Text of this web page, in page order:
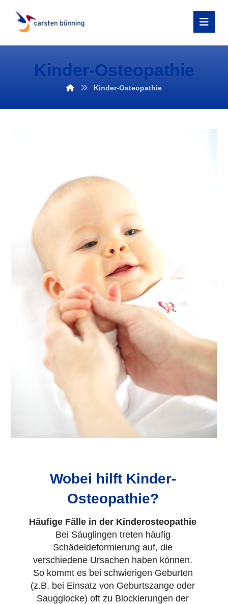
Kinder-Osteopathie
Kinder-Osteopathie
Wobei hilft Kinder-
Osteopathie?
Häufige Fälle in der Kinderosteopathie
Bei Säuglingen treten häufig
Schädeldeformierung auf, die
verschiedene Ursachen haben können.
So kommt es bei schwierigen Geburten
(z.B. bei Einsatz von Geburtszange oder
Saugglocke) oft zu Blockierungen der